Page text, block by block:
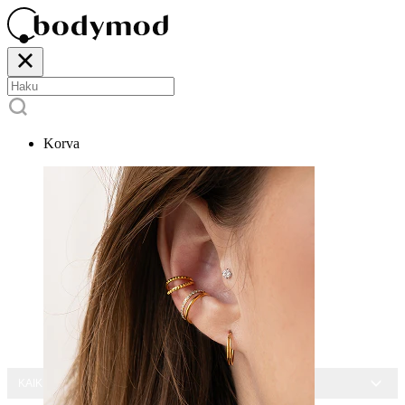
Korva
KAIKKI KORUT -15 %